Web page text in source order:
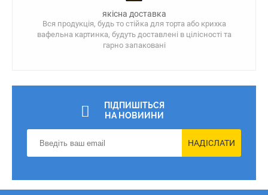
якісна доставка
Вся продукція, будь то стійка для торта або крихка
вафельна картинка, будуть доставлені в цілісності та
гарно запаковані
ПІДПИШІТЬСЯ
НА НОВИИНИ
НАДІСЛАТИ